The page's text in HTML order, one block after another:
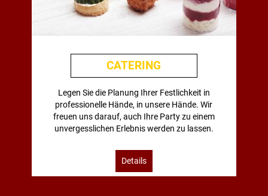
CATERING
Legen Sie die Planung Ihrer Festlichkeit in
professionelle Hände, in unsere Hände. Wir
freuen uns darauf, auch Ihre Party zu einem
unvergesslichen Erlebnis werden zu lassen.
Details